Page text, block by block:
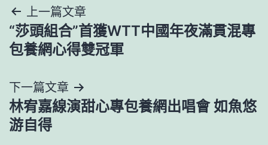
文
章
覽
上一篇文章
“莎頭組合”首獲WTT中國年夜滿貫混專
包養網心得雙冠軍
下一篇文章
林宥嘉線演甜心專包養網出唱會 如魚悠
游自得